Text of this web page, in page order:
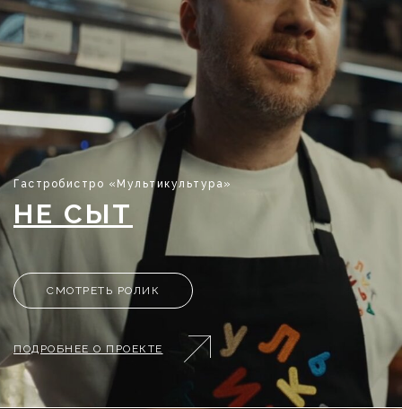
НЕ СЫТ
ПОДРОБНЕЕ О ПРОЕКТЕ
Гастробистро «Мультикультура»
СМОТРЕТЬ РОЛИК